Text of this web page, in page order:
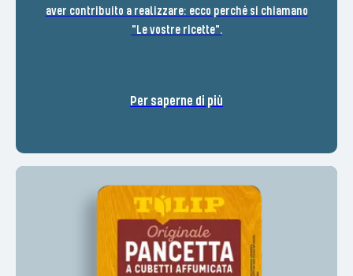
aver contribuito a realizzare: ecco perché si chiamano
"Le vostre ricette".
Per saperne di più